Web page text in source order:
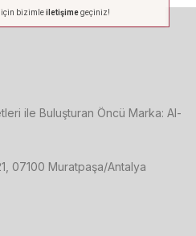
için bizimleiletişimegeçiniz!
ile Buluşturan Öncü Marka: Al-
07100 Muratpaşa/Antalya